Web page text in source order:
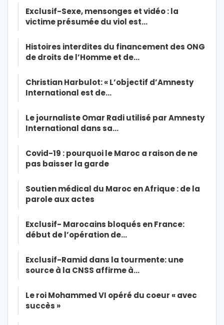
Exclusif-Sexe, mensonges et vidéo : la
victime présumée du viol est…
Histoires interdites du financement des ONG
de droits de l’Homme et de…
Christian Harbulot: « L’objectif d’Amnesty
International est de…
Le journaliste Omar Radi utilisé par Amnesty
International dans sa…
Covid-19 : pourquoi le Maroc a raison de ne
pas baisser la garde
Soutien médical du Maroc en Afrique : de la
parole aux actes
Exclusif- Marocains bloqués en France:
début de l’opération de…
Exclusif-Ramid dans la tourmente: une
source à la CNSS affirme à…
Le roi Mohammed VI opéré du coeur « avec
succès »